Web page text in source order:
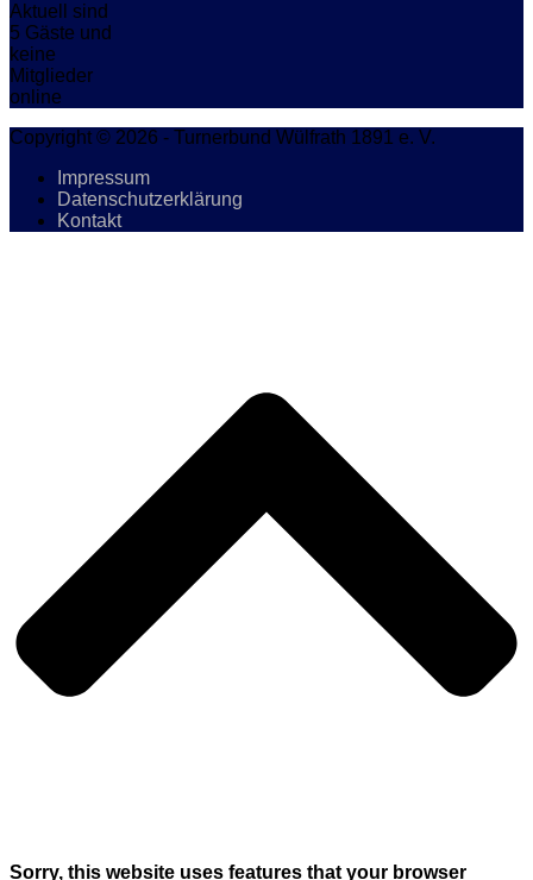
Aktuell sind
5 Gäste und
keine
Mitglieder
online
Copyright © 2026 - Turnerbund Wülfrath 1891 e. V.
Impressum
Datenschutzerklärung
Kontakt
Sorry, this website uses features that your browser